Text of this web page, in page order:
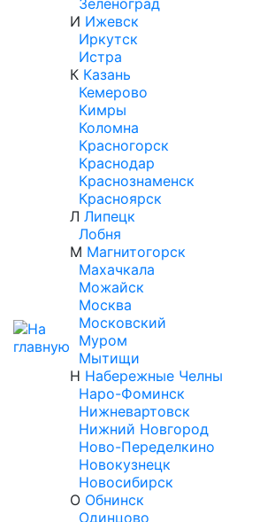
Зеленоград
И Ижевск
Иркутск
Истра
К Казань
Кемерово
Кимры
Коломна
Красногорск
Краснодар
Краснознаменск
Красноярск
Л Липецк
Лобня
М Магнитогорск
Махачкала
Можайск
Москва
Московский
Муром
Мытищи
Н Набережные Челны
Наро-Фоминск
Нижневартовск
Нижний Новгород
Ново-Переделкино
Новокузнецк
Новосибирск
О Обнинск
Одинцово